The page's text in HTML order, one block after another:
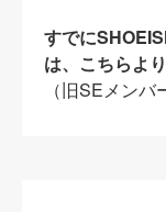
すでに
は、こちらより
（旧SEメンバ